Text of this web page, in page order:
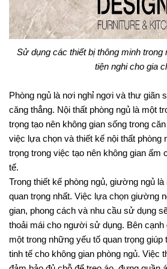
Sử dụng các thiết bị thông minh trong
tiện nghi cho gia
Phòng ngủ là nơi nghỉ ngơi và thư giãn
căng thẳng. Nội thất phòng ngủ là một
trọng tạo nên không gian sống trong
việc lựa chọn và thiết kế nội thất phòng
trọng trong việc tạo nên không gian ấm
tế.
Trong thiết kế phòng ngủ, giường ngủ
quan trọng nhất. Việc lựa chọn giường
gian, phong cách và nhu cầu sử dụng
thoải mái cho người sử dụng. Bên cạnh
một trong những yếu tố quan trọng giúp
tinh tế cho không gian phòng ngủ. Việc